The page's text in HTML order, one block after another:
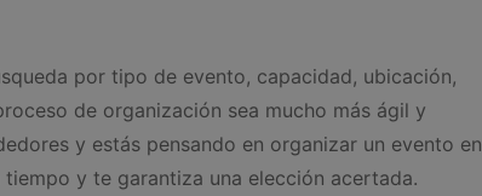
por tipo de evento, capacidad, ubicación,
de organización sea mucho más ágil y
y estás pensando en organizar un evento en
y te garantiza una elección acertada.